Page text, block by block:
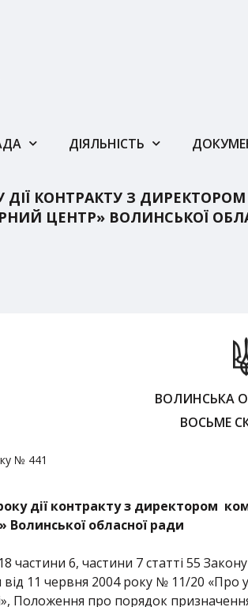
ДІЯЛЬНІСТЬ
КОНТРАКТУ З
ЦЕНТР» ВОЛИНСЬКОЇ
ВОЛИНСЬКА
ВОСЬМЕ
№ 441
дії контракту з директором
обласної ради
частини 6, частини 7 статті 55
11 червня 2004 року № 11/20 «Про
Положення про порядок